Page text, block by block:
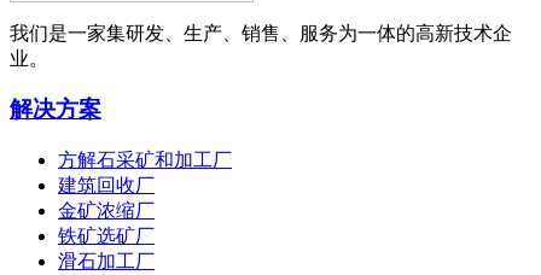
我们是一家集研发、生产、销售、服务为一体的高新技术企
业。
解决方案
方解石采矿和加工厂
建筑回收厂
金矿浓缩厂
铁矿选矿厂
滑石加工厂